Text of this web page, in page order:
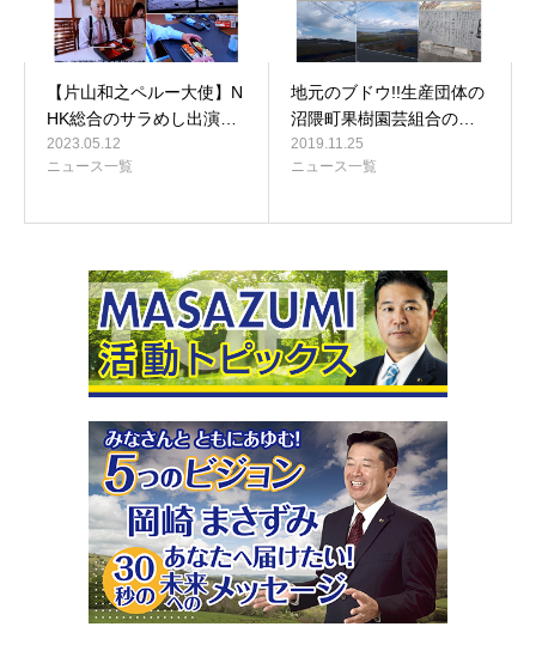
【片山和之ペルー大使】N
HK総合のサラめし出演…
2023.05.12
ニュース一覧
地元のブドウ!!生産団体の
沼隈町果樹園芸組合の…
2019.11.25
ニュース一覧